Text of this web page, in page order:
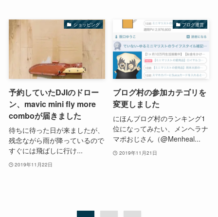
ショッピング
予約していたDJIのドロー
ン、mavic mini fly more
comboが届きました
待ちに待った日が来ましたが、
残念ながら雨が降っているので
すぐには飛ばしに行け...
2019年11月22日
ブログ運営
ブログ村の参加カテゴリを
変更しました
にほんブログ村のランキング1
位になってみたい、メンヘラナ
マポおじさん（@Menheal...
2019年11月21日